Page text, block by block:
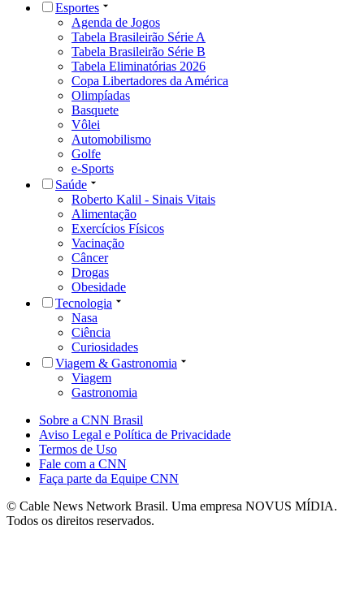
Esportes
Agenda de Jogos
Tabela Brasileirão Série A
Tabela Brasileirão Série B
Tabela Eliminatórias 2026
Copa Libertadores da América
Olimpíadas
Basquete
Vôlei
Automobilismo
Golfe
e-Sports
Saúde
Roberto Kalil - Sinais Vitais
Alimentação
Exercícios Físicos
Vacinação
Câncer
Drogas
Obesidade
Tecnologia
Nasa
Ciência
Curiosidades
Viagem & Gastronomia
Viagem
Gastronomia
Sobre a CNN Brasil
Aviso Legal e Política de Privacidade
Termos de Uso
Fale com a CNN
Faça parte da Equipe CNN
© Cable News Network Brasil. Uma empresa NOVUS MÍDIA.
Todos os direitos reservados.